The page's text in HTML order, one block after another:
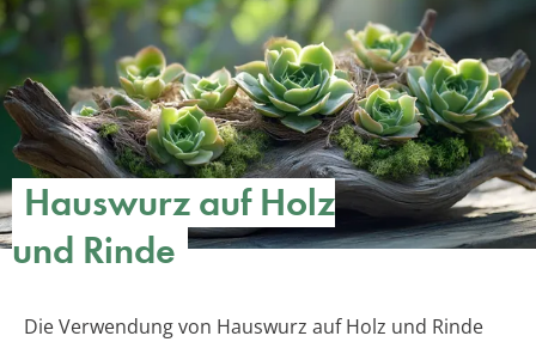
Hauswurz auf Holz
und Rinde
Die Verwendung von Hauswurz auf Holz und Rinde